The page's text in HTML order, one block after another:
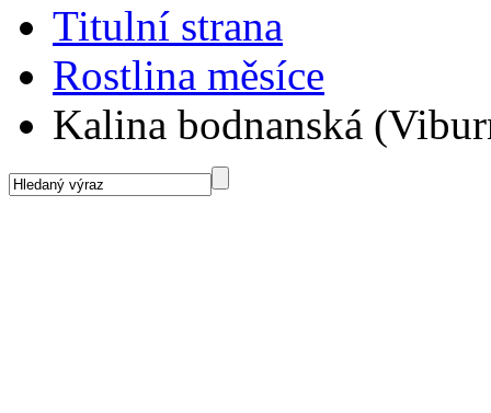
Titulní strana
Rostlina měsíce
Kalina bodnanská